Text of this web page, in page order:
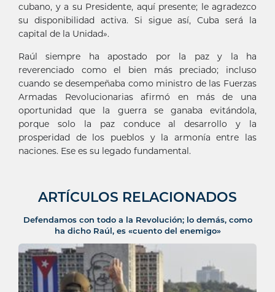
cubano, y a su Presidente, aquí presente; le agradezco
su disponibilidad activa. Si sigue así, Cuba será la
capital de la Unidad».
Raúl siempre ha apostado por la paz y la ha
reverenciado como el bien más preciado; incluso
cuando se desempeñaba como ministro de las Fuerzas
Armadas Revolucionarias afirmó en más de una
oportunidad que la guerra se ganaba evitándola,
porque solo la paz conduce al desarrollo y la
prosperidad de los pueblos y la armonía entre las
naciones. Ese es su legado fundamental.
ARTÍCULOS RELACIONADOS
Defendamos con todo a la Revolución; lo demás, como
ha dicho Raúl, es «cuento del enemigo»